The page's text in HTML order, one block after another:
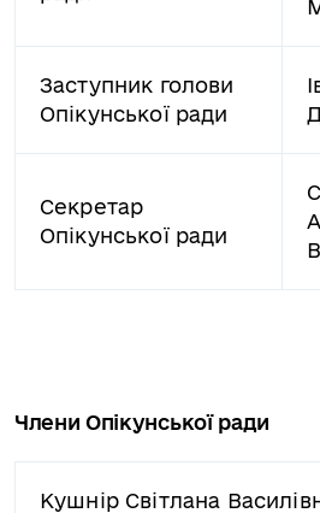
Заступник голови
Опікунської ради
Секретар
Опікунської ради
Члени Опікунської ради
Кушнір Світлана